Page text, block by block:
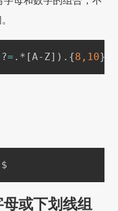
?= .* [A-Z] ) . {8,10}
$
或下划线组